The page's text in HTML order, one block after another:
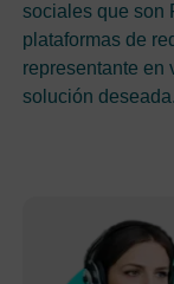
sociales que son
plataformas de
representante en
solución deseada.